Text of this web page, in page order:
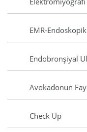
EMR-
Endobronşiyal
Avokadonun
Check Up